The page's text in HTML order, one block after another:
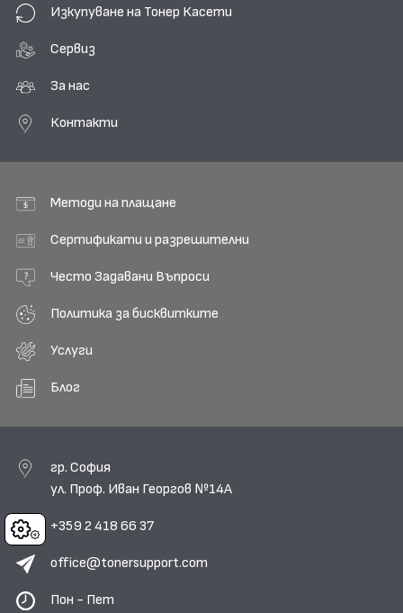
Cookies
Изкупуване на Тонер Касети
Сервиз
За нас
Контакти
Методи на плащане
Сертификати и разрешителни
Често Задавани Въпроси
Политика за бисквитките
Услуги
Блог
гр. София
ул. Проф. Иван Георгов №14А
+359 2 418 66 37
office@tonersupport.com
Пон - Пет